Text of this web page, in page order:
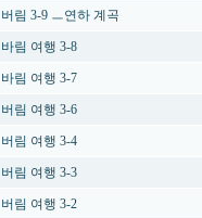
버림 3-9 ㅡ연하 계곡
바림 여행 3-8
바림 여행 3-7
버림 여행 3-6
버림 여행 3-4
버림 여행 3-3
버림 여행 3-2